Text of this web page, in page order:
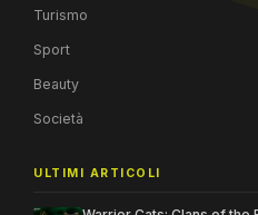
Turismo
Sport
Beauty
Società
ULTIMI ARTICOLI